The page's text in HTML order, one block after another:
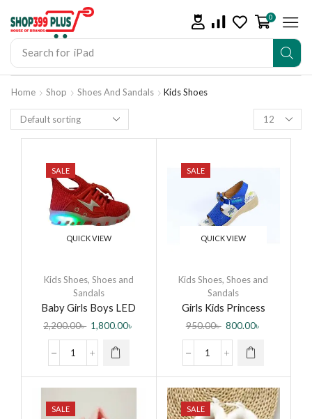
Search for iPhone 14
0
Home Shop Shoes And Sandals Kids Shoes
SALE
QUICK VIEW
Kids Shoes, Shoes and
Sandals
Baby Girls Boys LED
লাইট লুমিনাস সফট সোল স্পোর্ট শু
ফর বেবি র্গাল/বয়
2,200.00৳ 1,800.00৳
SALE
QUICK VIEW
Kids Shoes,Shoes and
Sandals
Girls Kids Princess
Sandal
950.00৳ 800.00৳
SALE SALE